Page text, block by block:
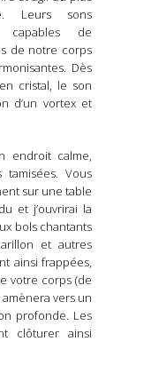
Leurs sons
capables de
de notre corps
Dès
cristal, le son
d’un vortex et
endroit calme,
Vous
sur une table
et j’ouvrirai la
bols chantants
et autres
ainsi frappées,
votre corps (de
vers un
profonde. Les
clôturer ainsi